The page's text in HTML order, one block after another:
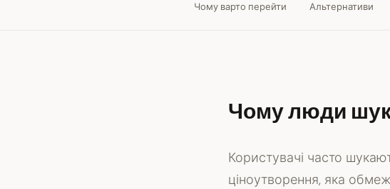
Чому варто перейти Альтернативи
Чому люди
Користувачі часто
ціноутворення, яка